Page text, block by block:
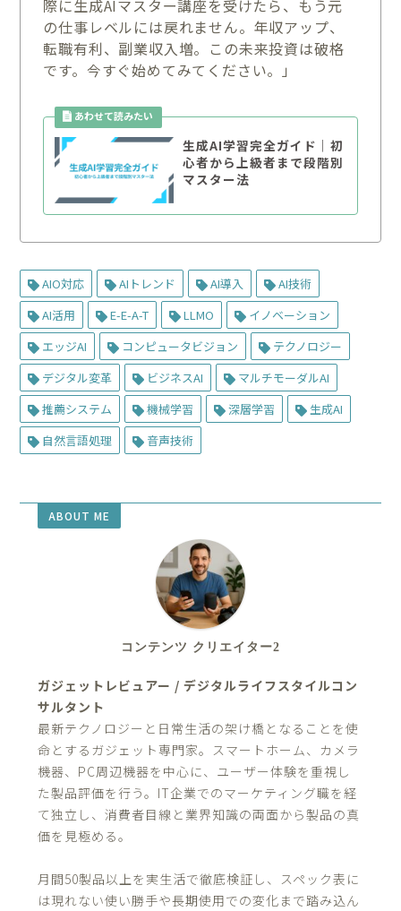
際に生成AIマスター講座を受けたら、もう元
の仕事レベルには戻れません。年収アップ、
転職有利、副業収入増。この未来投資は破格
です。今すぐ始めてみてください。」
生成AI学習完全ガイド｜初
心者から上級者まで段階別
マスター法
AIO対応 AIトレンド AI導入
AI技術
AI活用
E-E-A-T LLMO
イノベーション
エッジAI
コンピュータビジョン
テクノロジー
デジタル変革
ビジネスAI
マルチモーダルAI
推薦システム
機械学習 深層学習
生成AI
自然言語処理
音声技術
ABOUT ME
コンテンツ クリエイター2
ガジェットレビュアー / デジタルライフスタイルコン
サルタント
最新テクノロジーと日常生活の架け橋となることを使
命とするガジェット専門家。スマートホーム、カメラ
機器、PC周辺機器を中心に、ユーザー体験を重視し
た製品評価を行う。IT企業でのマーケティング職を経
て独立し、消費者目線と業界知識の両面から製品の真
価を見極める。
月間50製品以上を実生活で徹底検証し、スペック表に
は現れない使い勝手や長期使用での変化まで踏み込ん